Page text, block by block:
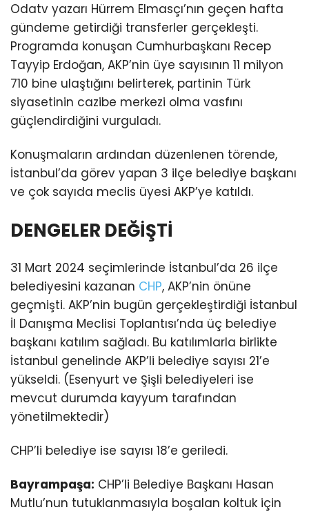
Odatv yazarı Hürrem Elmasçı’nın geçen hafta
gündeme getirdiği transferler gerçekleşti.
Programda konuşan Cumhurbaşkanı Recep
Tayyip Erdoğan, AKP’nin üye sayısının 11 milyon
710 bine ulaştığını belirterek, partinin Türk
siyasetinin cazibe merkezi olma vasfını
güçlendirdiğini vurguladı.
Konuşmaların ardından düzenlenen törende,
İstanbul’da görev yapan 3 ilçe belediye başkanı
ve çok sayıda meclis üyesi AKP’ye katıldı.
DENGELER DEĞİŞTİ
31 Mart 2024 seçimlerinde İstanbul’da 26 ilçe
belediyesini kazanan CHP, AKP’nin önüne
geçmişti. AKP’nin bugün gerçekleştirdiği İstanbul
İl Danışma Meclisi Toplantısı’nda üç belediye
başkanı katılım sağladı. Bu katılımlarla birlikte
İstanbul genelinde AKP’li belediye sayısı 21’e
yükseldi. (Esenyurt ve Şişli belediyeleri ise
mevcut durumda kayyum tarafından
yönetilmektedir)
CHP’li belediye ise sayısı 18’e geriledi.
Bayrampaşa: CHP’li Belediye Başkanı Hasan
Mutlu’nun tutuklanmasıyla boşalan koltuk için